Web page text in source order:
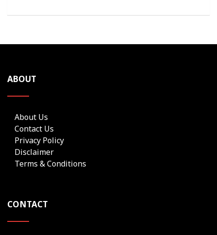
ABOUT
About Us
Contact Us
Privacy Policy
Disclaimer
Terms & Conditions
CONTACT